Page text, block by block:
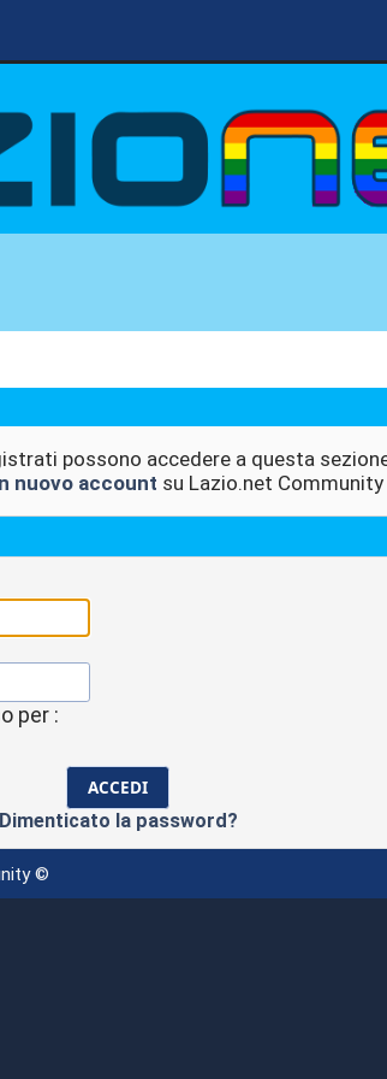
possono accedere a questa
nuovo account su Lazio.net Community
per :
Dimenticato la password?
©